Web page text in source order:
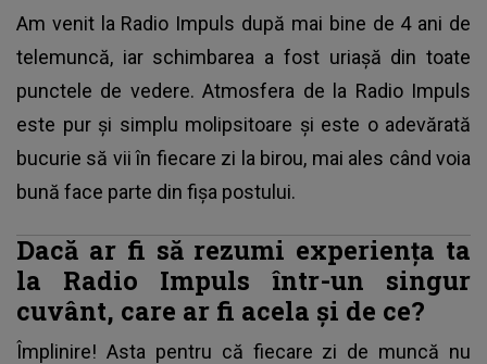
Am venit la Radio Impuls după mai bine de 4 ani de
telemuncă, iar schimbarea a fost uriașă din toate
punctele de vedere. Atmosfera de la Radio Impuls
este pur și simplu molipsitoare și este o adevărată
bucurie să vii în fiecare zi la birou, mai ales când voia
bună face parte din fișa postului.
Dacă ar fi să rezumi experiența ta
la Radio Impuls într-un singur
cuvânt, care ar fi acela și de ce?
Împlinire! Asta pentru că fiecare zi de muncă nu